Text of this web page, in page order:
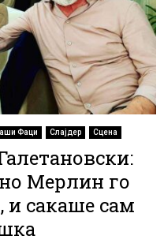
Фаци Слајдер Сцена
Мерлин го
и сакаше сам